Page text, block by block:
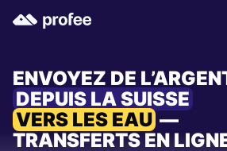
ENVOYEZ DE
DEPUIS LA SUISSE
VERS LES EAU —
TRANSFERTS EN